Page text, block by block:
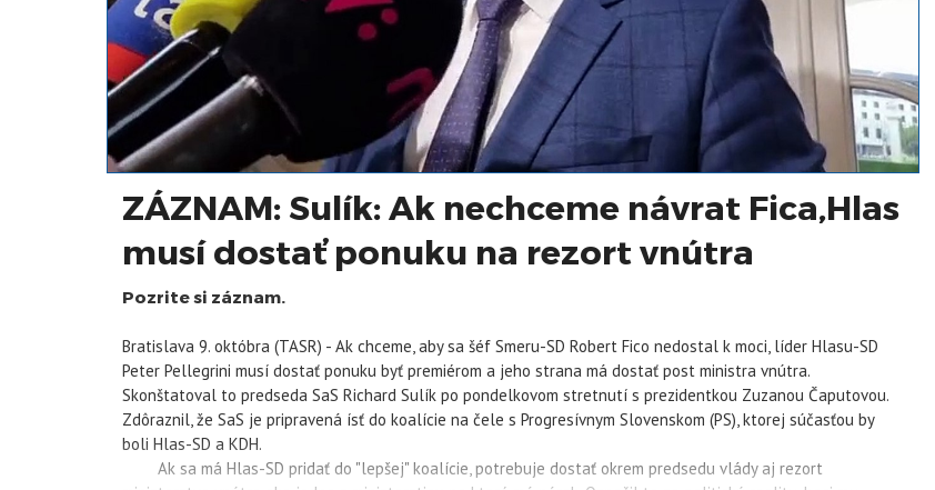
ZÁZNAM: Sulík: Ak nechceme návrat Fica,Hlas
musí dostať ponuku na rezort vnútra
Pozrite si záznam.
Bratislava 9. októbra (TASR) - Ak chceme, aby sa šéf Smeru-SD Robert Fico nedostal k moci, líder Hlasu-SD
Peter Pellegrini musí dostať ponuku byť premiérom a jeho strana má dostať post ministra vnútra.
Skonštatoval to predseda SaS Richard Sulík po pondelkovom stretnutí s prezidentkou Zuzanou Čaputovou.
Zdôraznil, že SaS je pripravená ísť do koalície na čele s Progresívnym Slovenskom (PS), ktorej súčasťou by
boli Hlas-SD a KDH.
Ak sa má Hlas-SD pridať do "lepšej" koalície, potrebuje dostať okrem predsedu vlády aj rezort